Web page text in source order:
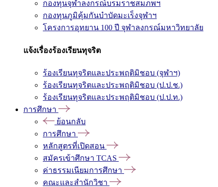
กองทุนจุฬาลงกรณ์บรมราชสมภพฯ
กองทุนภูมิคุ้มกันบำบัดมะเร็งจุฬาฯ
โครงการอุทยาน 100 ปี จุฬาลงกรณ์มหาวิทยาลัย
แจ้งเรื่องร้องเรียนทุจริต
ร้องเรียนทุจริตและประพฤติมิชอบ (จุฬาฯ)
ร้องเรียนทุจริตและประพฤติมิชอบ (ป.ป.ช.)
ร้องเรียนทุจริตและประพฤติมิชอบ (ป.ป.ท.)
การศึกษา
ย้อนกลับ
การศึกษา
หลักสูตรที่เปิดสอน
สมัครเข้าศึกษา TCAS
ค่าธรรมเนียมการศึกษา
คณะและสำนักวิชา